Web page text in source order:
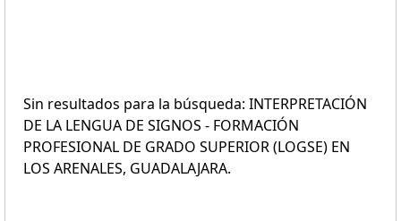
Sin resultados para la búsqueda: INTERPRETACIÓN
DE LA LENGUA DE SIGNOS - FORMACIÓN
PROFESIONAL DE GRADO SUPERIOR (LOGSE) EN
LOS ARENALES, GUADALAJARA.